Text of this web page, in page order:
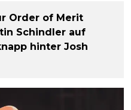
Order of Merit
Schindler auf
hinter Josh